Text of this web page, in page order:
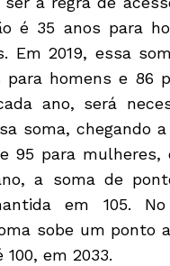
é 35 anos para
Em 2019, essa
para homens e 86
ano, será
soma, chegando a
95 para mulheres,
a soma de
em 105.
sobe um ponto
em 2033.